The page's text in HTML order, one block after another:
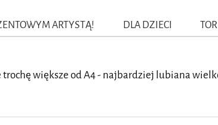
ARTYSTĄ! DLA DZIECI
trochę większe od A4 - najbardziej lubiana